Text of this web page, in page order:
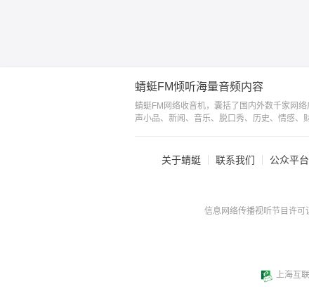
蜻蜓FM倾听海量音频内容
蜻蜓FM网络收音机，囊括了国内外数千家网
声小品、新闻、音乐、脱口秀、历史、情感
关于蜻蜓 联系我们 公众平台
信息网络传播视听节目许可
上海互